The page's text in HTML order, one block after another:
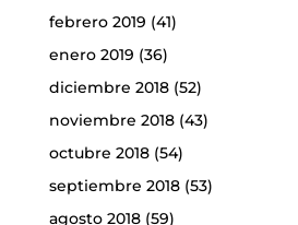
febrero 2019 (41)
enero 2019 (36)
diciembre 2018(52)
noviembre 2018(43)
octubre 2018(54)
septiembre 2018(53)
agosto 2018(59)